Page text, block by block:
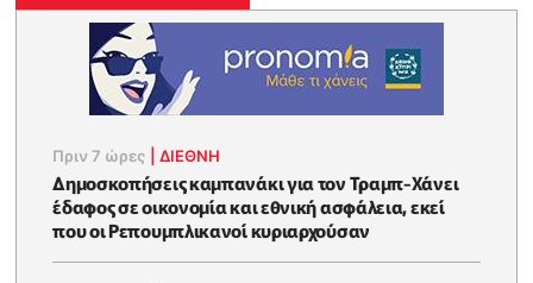
Πριν 7 ώρες |ΔΙΕΘΝΗ
Δημοσκοπήσεις καμπανάκι για τον Τραμπ-Χάνει
έδαφος σε οικονομία και εθνική ασφάλεια, εκεί
που οι Ρεπουμπλικανοί κυριαρχούσαν